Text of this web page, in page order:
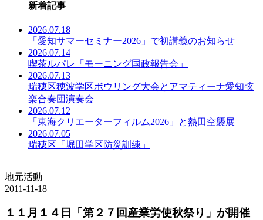
新着記事
2026.07.18
「愛知サマーセミナー2026」で初講義のお知らせ
2026.07.14
喫茶ルパレ「モーニング国政報告会」
2026.07.13
瑞穂区穂波学区ボウリング大会とアマティーナ愛知弦
楽合奏団演奏会
2026.07.12
「東海クリエーターフィルム2026」と熱田空襲展
2026.07.05
瑞穂区「堀田学区防災訓練」
地元活動
2011-11-18
１１月１４日「第２７回産業労使秋祭り」が開催